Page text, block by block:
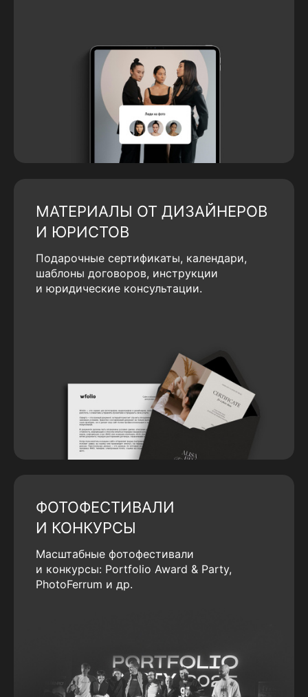
МАТЕРИАЛЫ ОТ ДИЗАЙНЕРОВ
И ЮРИСТОВ
Подарочные сертификаты, календари,
шаблоны договоров, инструкции
и юридические консультации.
ФОТОФЕСТИВАЛИ
И КОНКУРСЫ
Масштабные фотофестивали
и конкурсы: Portfolio Award & Party,
PhotoFerrum и др.